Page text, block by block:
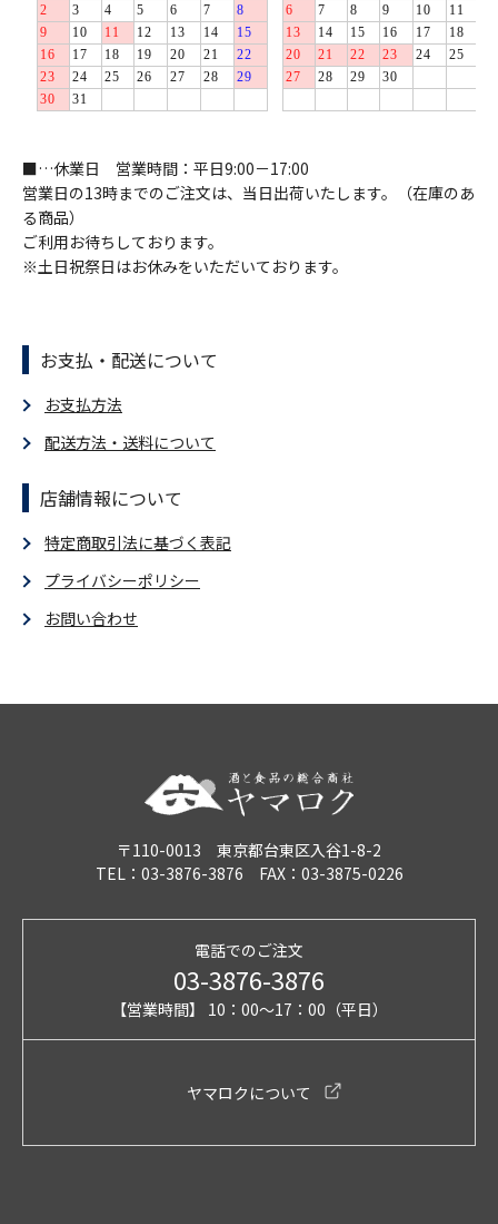
■…休業日 営業時間：平日9:00－17:00
営業日の13時までのご注文は、当日出荷いたします。（在庫のあ
る商品）
ご利用お待ちしております。
※土日祝祭日はお休みをいただいております。
お支払・配送について
お支払方法
配送方法・送料について
店舗情報について
特定商取引法に基づく表記
プライバシーポリシー
お問い合わせ
〒110-0013 東京都台東区入谷1-8-2
TEL：03-3876-3876 FAX：03-3875-0226
電話でのご注文
03-3876-3876
【営業時間】 10：00～17：00（平日）
ヤマロクについて